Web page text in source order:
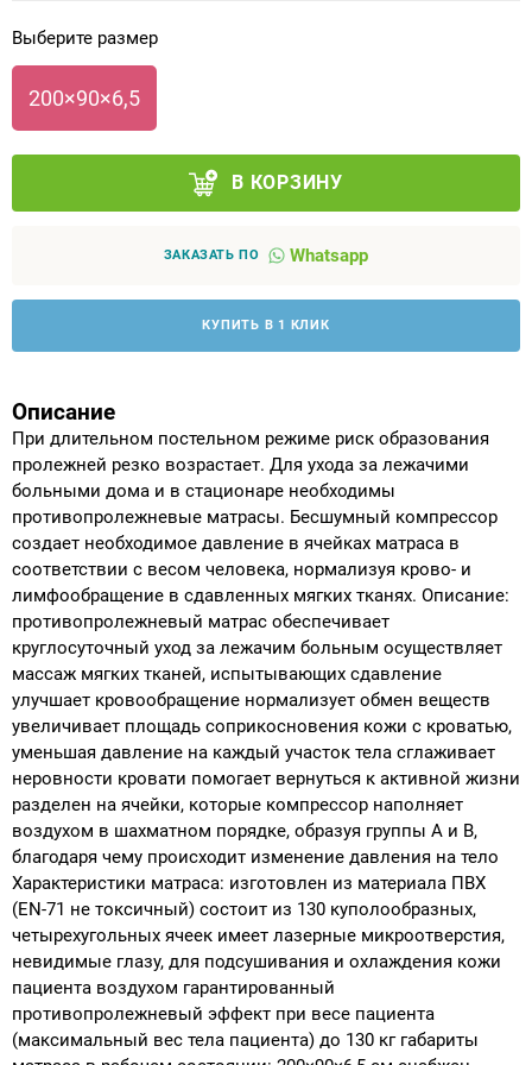
Выберите размер
200×90×6,5
В КОРЗИНУ
ЗАКАЗАТЬ ПО Whatsapp
КУПИТЬ В 1 КЛИК
Описание
При длительном постельном режиме риск образования
пролежней резко возрастает. Для ухода за лежачими
больными дома и в стационаре необходимы
противопролежневые матрасы. Бесшумный компрессор
создает необходимое давление в ячейках матраса в
соответствии с весом человека, нормализуя крово- и
лимфообращение в сдавленных мягких тканях. Описание:
противопролежневый матрас обеспечивает
круглосуточный уход за лежачим больным осуществляет
массаж мягких тканей, испытывающих сдавление
улучшает кровообращение нормализует обмен веществ
увеличивает площадь соприкосновения кожи с кроватью,
уменьшая давление на каждый участок тела сглаживает
неровности кровати помогает вернуться к активной жизни
разделен на ячейки, которые компрессор наполняет
воздухом в шахматном порядке, образуя группы А и В,
благодаря чему происходит изменение давления на тело
Характеристики матраса: изготовлен из материала ПВХ
(EN-71 не токсичный) состоит из 130 куполообразных,
четырехугольных ячеек имеет лазерные микроотверстия,
невидимые глазу, для подсушивания и охлаждения кожи
пациента воздухом гарантированный
противопролежневый эффект при весе пациента
(максимальный вес тела пациента) до 130 кг габариты
Аппараты на суставы
Санитарные приспособления для
инвалидов
Противопролежневые матрасы, подушки
ОПОРЫ, ВЕРТИКАЛИЗАТОРЫ, Оборудование
Индивидуальное изготовление